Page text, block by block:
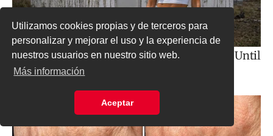
Utilizamos cookies propias y de terceros para
personalizar y mejorar el uso y la experiencia de
nuestros usuarios en nuestro sitio web.
Más información
Aceptar